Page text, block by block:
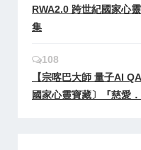
RWA2.0 跨世紀國家心
集
108
【宗喀巴大師 量子AI
國家心靈寶藏〕『慈愛